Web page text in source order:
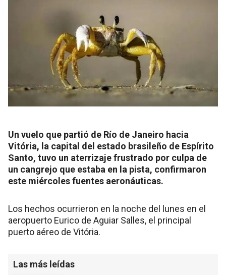
Un vuelo que partió de Río de Janeiro hacia
Vitória, la capital del estado brasileño de Espírito
Santo, tuvo un aterrizaje frustrado por culpa de
un cangrejo que estaba en la pista, confirmaron
este miércoles fuentes aeronáuticas.
Los hechos ocurrieron en la noche del lunes en el
aeropuerto Eurico de Aguiar Salles, el principal
puerto aéreo de Vitória.
Las más leídas